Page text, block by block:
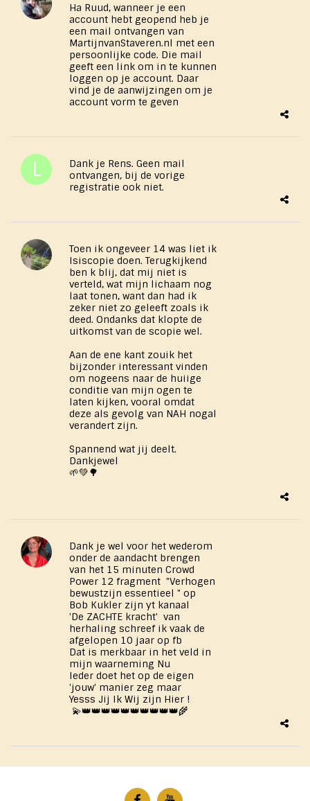
Ha Ruud, wanneer je een
account hebt geopend heb je
een mail ontvangen van
MartijnvanStaveren.nl met een
persoonlijke code. Die mail
geeft een link om in te kunnen
loggen op je account. Daar
vind je de aanwijzingen om je
account vorm te geven
Dank je Rens. Geen mail
ontvangen, bij de vorige
registratie ook niet.
Toen ik ongeveer 14 was liet ik
Isiscopie doen. Terugkijkend
ben k blij, dat mij niet is
verteld, wat mijn lichaam nog
laat tonen, want dan had ik
zeker niet zo geleeft zoals ik
deed. Ondanks dat klopte de
uitkomst van de scopie wel.
Aan de ene kant zouik het
bijzonder interessant vinden
om nogeens naar de huiige
conditie van mijn ogen te
laten kijken, vooral omdat
deze als gevolg van NAH nogal
verandert zijn.
Spannend wat jij deelt.
Dankjewel
🌱💚🌳
Dank je wel voor het wederom
onder de aandacht brengen
van het 15 minuten Crowd
Power 12 fragment "Verhogen
bewustzijn essentieel " op
Bob Kukler zijn yt kanaal
'De ZACHTE kracht' van
herhaling schreef ik vaak de
afgelopen 10 jaar op fb
Dat is merkbaar in het veld in
mijn waarneming Nu
Ieder doet het op de eigen
'jouw' manier zeg maar
Yesss Jij Ik Wij zijn Hier !
💫👑👑👑👑👑👑👑👑👑👑🌾